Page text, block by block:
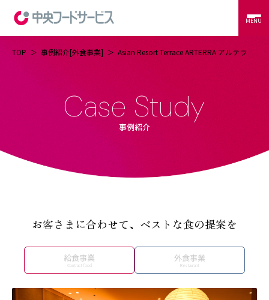
RECRUITCONTACT
コントラクトフードサービス
外食サービス
事例紹介
MENU
TOP 事例紹介[外食事業] Asian Resort Terrace ARTERRA アルテラ
事例紹介
お客さまに合わせて、ベストな食の提案を
給食事業 外食事業